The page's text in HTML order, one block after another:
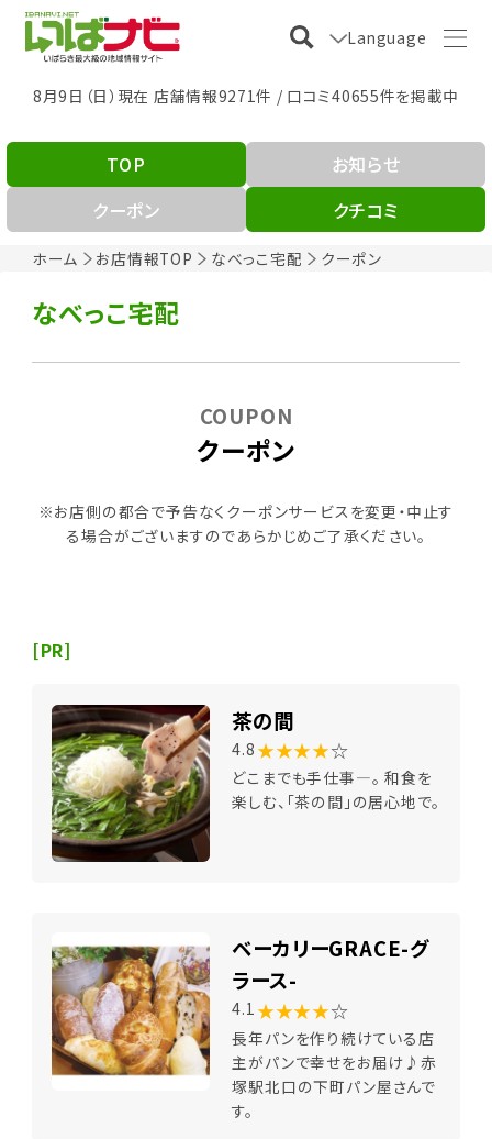
Language
8月9日（日）現在 店舗情報9271件 / 口コミ40655件を掲載中
ホーム お店情報TOP なべっこ宅配 クーポン
TOP
お知らせ
クーポン
クチコミ
なべっこ宅配
クーポン
COUPON
※お店側の都合で予告なくクーポンサービスを変更・中止す
る場合がございますのであらかじめご了承ください。
[PR]
茶の間
4.8 ★★★★☆
どこまでも手仕事―。 和食を
楽しむ、「茶の間」の居心地で。
ベーカリーGRACE-グ
ラース-
4.1 ★★★★☆
長年パンを作り続けている店
主がパンで幸せをお届け♪赤
塚駅北口の下町パン屋さんで
す。